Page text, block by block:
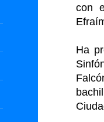
con
Ha